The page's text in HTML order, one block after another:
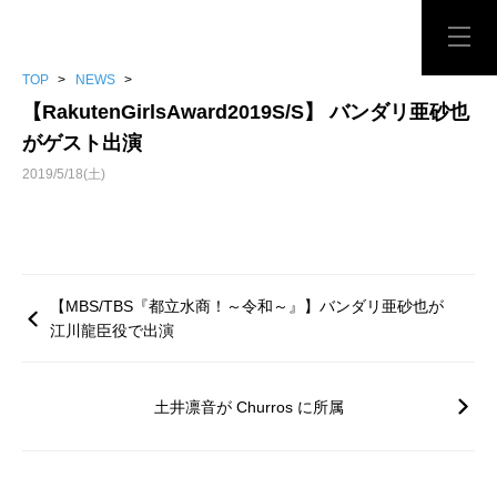
TOP > NEWS >
【RakutenGirlsAward2019S/S】 バンダリ亜砂也
がゲスト出演
2019/5/18(土)
【MBS/TBS『都立水商！～令和～』】バンダリ亜砂也が
江川龍臣役で出演
土井凛音が Churros に所属